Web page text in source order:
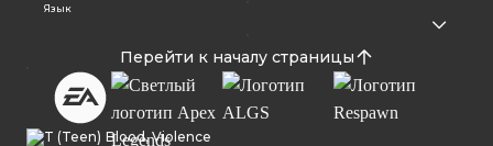
Язык
Перейти к началу страницы
Blood, Violence